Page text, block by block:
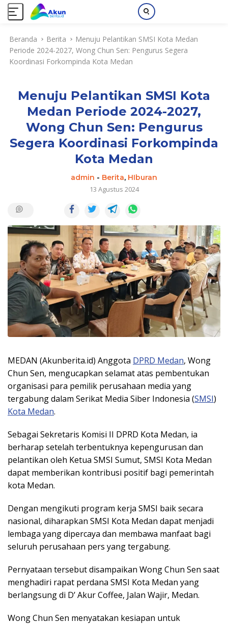
Beranda Berita
Menuju Pelantikan SMSI Kota Medan
Periode 2024-2027, Wong Chun Sen: Pengurus Segera
Koordinasi Forkompinda Kota Medan
Menuju Pelantikan SMSI Kota
Medan Periode 2024-2027,
Wong Chun Sen: Pengurus
Segera Koordinasi Forkompinda
Kota Medan
admin - Berita, HIburan
13 Agustus 2024
MEDAN (Akunberita.id) Anggota DPRD Medan, Wong
Chun Sen, mengucapkan selamat atas pembentukan
organisasi para pemilik perusahaan media yang
tergabung dalam Serikat Media Siber Indonesia (SMSI)
Kota Medan.
Sebagai Sekretaris Komisi II DPRD Kota Medan, ia
berharap setelah terbentuknya kepengurusan dan
pelantikan oleh Ketua SMSI Sumut, SMSI Kota Medan
dapat memberikan kontribusi positif bagi pemerintah
kota Medan.
Dengan mengikuti program kerja SMSI baik secara
nasional, diharapkan SMSI Kota Medan dapat menjadi
lembaga yang dipercaya dan membawa manfaat bagi
seluruh perusahaan pers yang tergabung.
Pernyataan tersebut disampaikan Wong Chun Sen saat
menghadiri rapat perdana SMSI Kota Medan yang
berlangsung di D’ Akur Coffee, Jalan Wajir, Medan.
Wong Chun Sen menyatakan kesiapan untuk